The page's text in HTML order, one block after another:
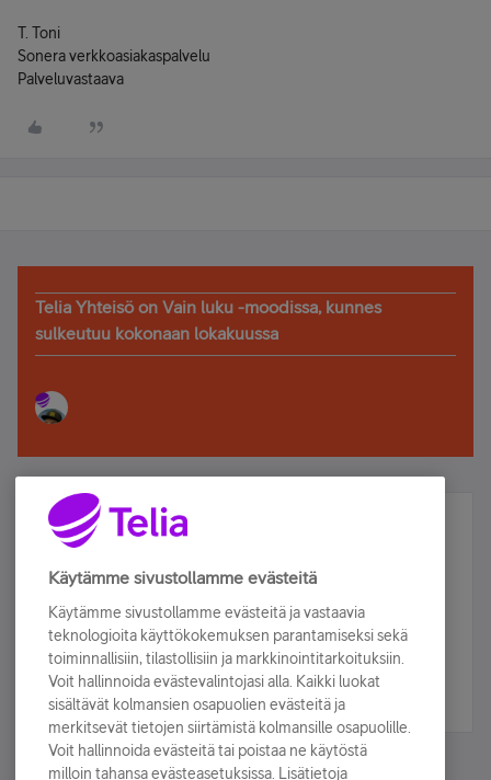
T. Toni
Sonera verkkoasiakaspalvelu
Palveluvastaava
Telia Yhteisö on Vain luku -moodissa, kunnes
sulkeutuu kokonaan lokakuussa
Älä jää paitsi – osallistu ja voita!
Tilaa Telian uutiskirje ja olet mukana arvonnassa.
sähköpostiisi.
Tilaa nyt
Käytämme sivustollamme evästeitä
Käytämme sivustollamme evästeitä ja vastaavia
teknologioita käyttökokemuksen parantamiseksi sekä
toiminnallisiin, tilastollisiin ja markkinointitarkoituksiin.
Voit hallinnoida evästevalintojasi alla. Kaikki luokat
sisältävät kolmansien osapuolien evästeitä ja
merkitsevät tietojen siirtämistä kolmansille osapuolille.
Voit hallinnoida evästeitä tai poistaa ne käytöstä
milloin tahansa evästeasetuksissa. Lisätietoja